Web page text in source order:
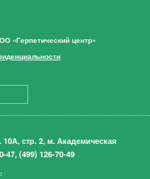
«Герпетический центр»
10А, стр. 2, м. Академическая
47,(499)126-70-49